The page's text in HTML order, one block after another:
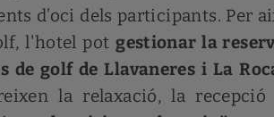
d’oci dels participants. Per
l'hotel potgestionar la
de golf de Llavaneres i La
la relaxació, la recepció